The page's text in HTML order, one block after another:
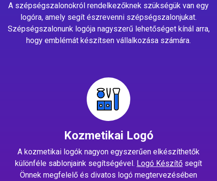
A szépségszalonokról rendelkezőknek szükségük van egy
logóra, amely segít észrevenni szépségszalonjukat.
Szépségszalonunk logója nagyszerű lehetőséget kínál arra,
hogy emblémát készítsen vállalkozása számára.
Kozmetikai Logó
A kozmetikai logók nagyon egyszerűen elkészíthetők
különféle sablonjaink segítségével. Logó Készítő segít
Önnek megfelelő és divatos logó megtervezésében